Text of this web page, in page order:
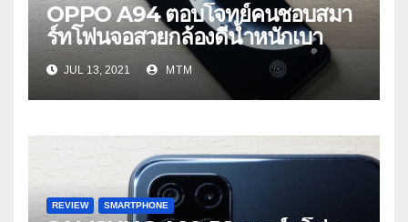
OPPO A94 ตอบโจทย์คนชอบสมา
ร์ทโฟนจอสวยกล้องดีน้ำหนักเบา
JUL 13, 2021 MTM
REVIEW SMARTPHONE